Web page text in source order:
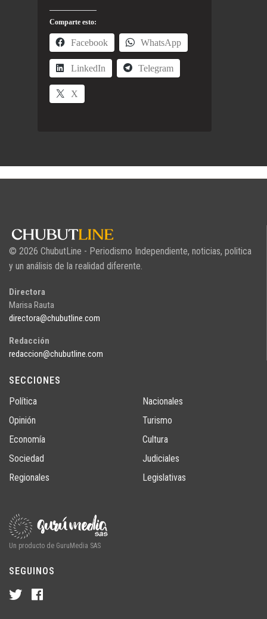
Comparte esto:
Facebook WhatsApp
LinkedIn Telegram
X
© 2026 ChubutLine - Periodismo Independiente, noticias, politica
y un análisis de la realidad diferente.
Directora
Marisa Rauta
directora@chubutline.com
Redacción
redaccion@chubutline.com
SECCIONES
Política
Opinión
Economía
Sociedad
Regionales
Nacionales
Turismo
Cultura
Judiciales
Legislativas
Un producto de GuruMedia SAS
SEGUINOS